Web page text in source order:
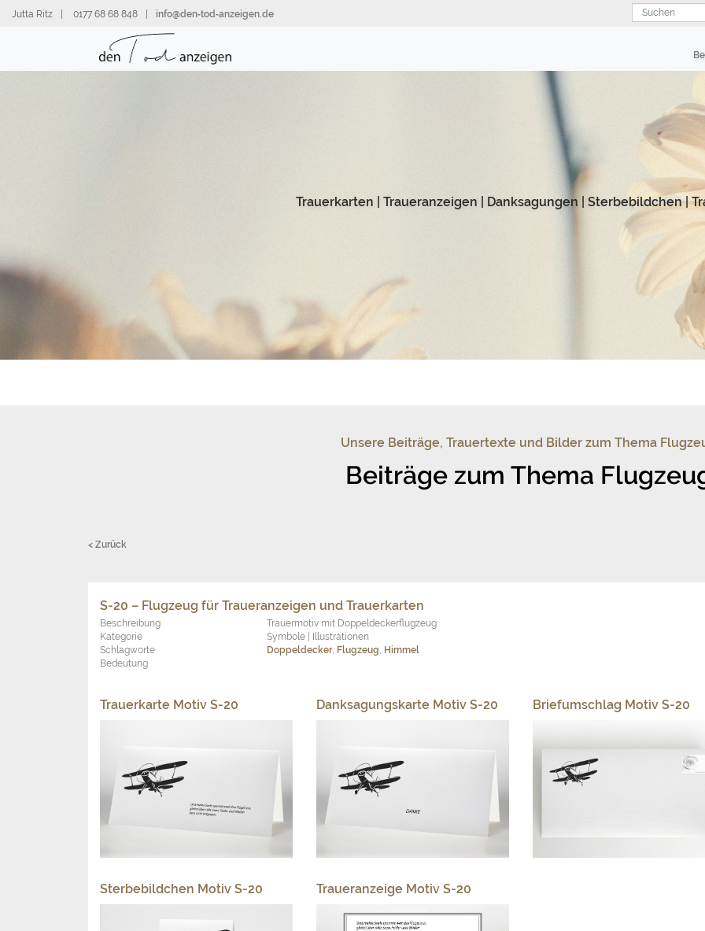
zumJutta Ritz 0177 68 68 848 info@den‑tod‑anzeigen.de Suchen
Trauerkarten Traueranzeigen Danksagungen Sterbebildchen|
Unsere Beiträge, Trauertexte und Bilder zum Thema
Beiträge zum Thema
< Zurück
S-20 – Flugzeug für Traueranzeigen und Trauerkarten
Beschreibung
Trauermotiv mit Doppeldeckerflugzeug
Kategorie
Symbole | Illustrationen
Schlagworte
Doppeldecker, Flugzeug, Himmel
Bedeutung
Trauerkarte Motiv S-20 Danksagungskarte Motiv S-20 Briefumschlag Motiv S-20
Sterbebildchen Motiv S-20 Traueranzeige Motiv S-20